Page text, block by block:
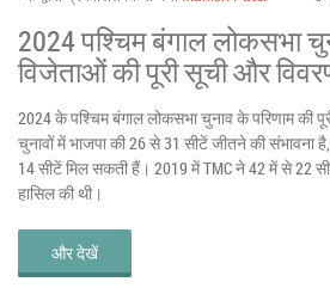
2024 पश्चिम बंगाल लोकसभा
विजेताओं की पूरी सूची और
2024 के पश्चिम बंगाल लोकसभा चुनाव के परिणाम की
चुनावों में भाजपा की 26 से 31 सीटें जीतने की
14 सीटें मिल सकती हैं। 2019 में TMC ने 42 में से 22
हासिल की थी।
और देखें